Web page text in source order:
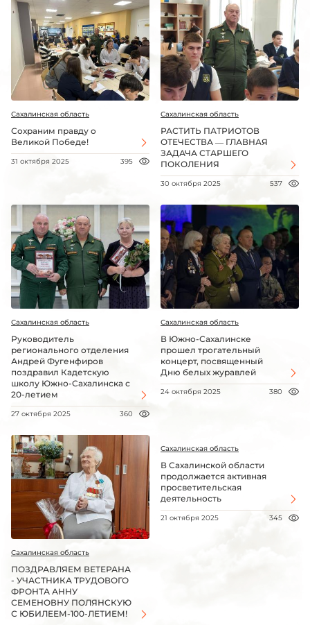
Сахалинская область
Сохраним правду о
Великой Победе!
31 октября 2025 395
Сахалинская область
РАСТИТЬ ПАТРИОТОВ
ОТЕЧЕСТВА — ГЛАВНАЯ
ЗАДАЧА СТАРШЕГО
ПОКОЛЕНИЯ
30 октября 2025 537
Сахалинская область
Руководитель
регионального отделения
Андрей Фугенфиров
поздравил Кадетскую
школу Южно-Сахалинска с
20-летием
27 октября 2025 360
Сахалинская область
В Южно-Сахалинске
прошел трогательный
концерт, посвященный
Дню белых журавлей
24 октября 2025 380
Сахалинская область
ПОЗДРАВЛЯЕМ ВЕТЕРАНА
- УЧАСТНИКА ТРУДОВОГО
ФРОНТА АННУ
СЕМЕНОВНУ ПОЛЯНСКУЮ
С ЮБИЛЕЕМ-100-ЛЕТИЕМ!
Сахалинская область
В Сахалинской области
продолжается активная
просветительская
деятельность
21 октября 2025 345